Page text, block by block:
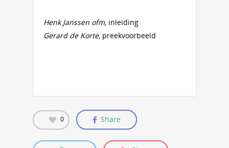
Henk Janssen ofm, inleiding
Gerard de Korte, preekvoorbeeld
0 Share